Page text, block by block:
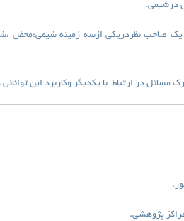
درشیمی.
یک صاحب نظردریکی ازسه زمینه شیمی:محض
در ارتباط با یکدیگر وکاربرد این توانائی
.
مراکز پژوهشی.